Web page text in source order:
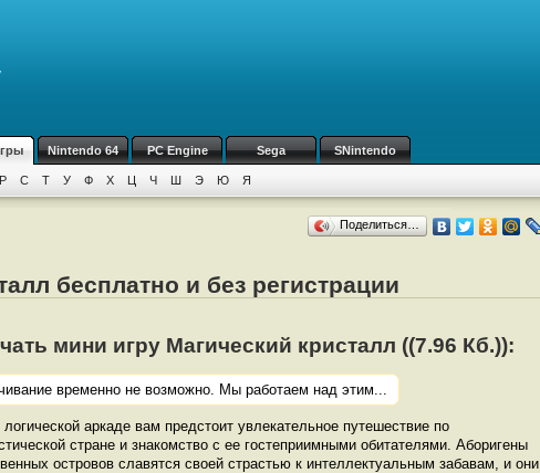
Nintendo 64 PC Engine Sega SNintendo
Р С Т У Ф Х Ц Ч Ш Э Ю Я
Поделиться…
бесплатно и без регистрации
мини игру Магический кристалл ((7.96 Кб.)):
временно не возможно. Мы работаем над этим...
логической аркаде вам предстоит увлекательное путешествие по
стране и знакомство с ее гостеприимными обитателями. Аборигены
островов славятся своей страстью к интеллектуальным забавам, и они